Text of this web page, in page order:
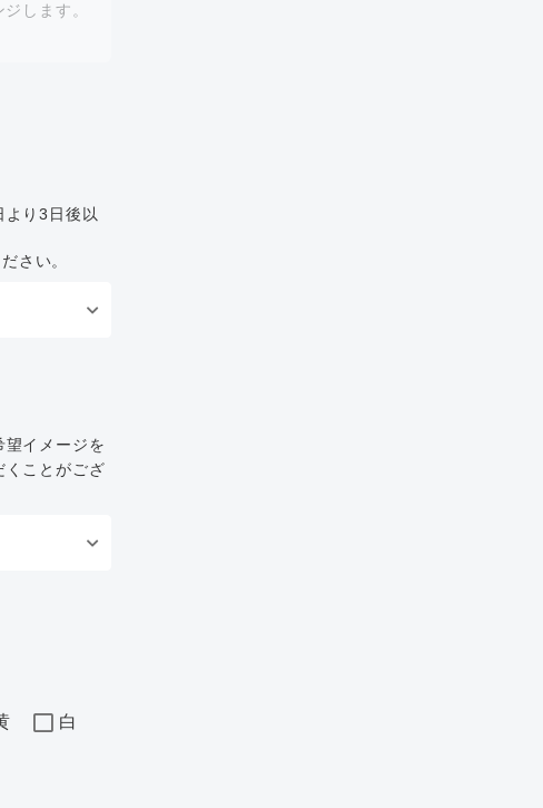
ジします。
り3日後以
さい。
望イメージを
くことがござ
白